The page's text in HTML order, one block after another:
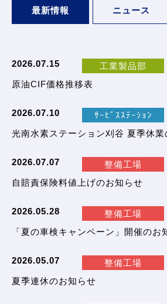
最新情報 ニュース
2026.07.15
工業製品部
原油CIF価格推移表
2026.07.10
ｻｰﾋﾞｽｽﾃｰｼｮﾝ
光南水素ステーション刈谷 夏季休業
2026.07.07
整備工場
自賠責保険料値上げのお知らせ
2026.05.28
整備工場
「夏の車検キャンペーン」開催のお
2026.05.07
整備工場
夏季連休のお知らせ